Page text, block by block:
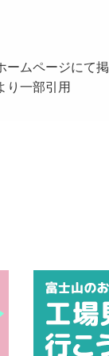
ームページにて
り一部引用